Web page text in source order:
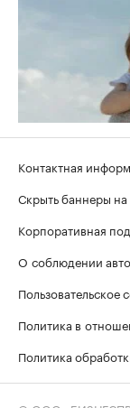
Контактная
Скрыть баннеры
Корпоративная
О соблюдении
Пользовательское
Политика в
Политика